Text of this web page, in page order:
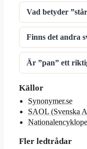
Vad betyder
Finns det andra
Är ”pan” ett
Källor
Synonymer.se
SAOL (Svenska
Fler ledtrådar